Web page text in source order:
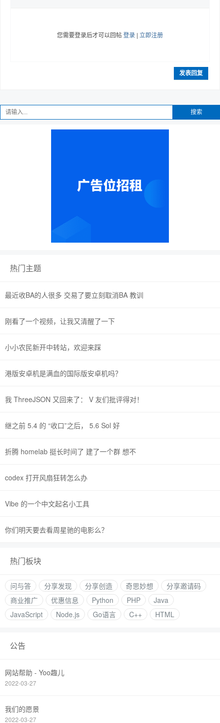
您需要登录后才可以回帖登录 | 立即注册
发表回复
搜索
热门主题
最近收BA的人很多 交易了要立刻取消BA 教训
刚看了一个视频，让我又清醒了一下
小小农民新开中转站，欢迎来踩
港版安卓机是满血的国际版安卓机吗？
我 ThreeJSON 又回来了： V 友们批评得对！
继之前 5.4 的 “收口”之后， 5.6 Sol 好
折腾 homelab 挺长时间了 建了一个群 想不
codex 打开风扇狂转怎么办
Vibe 的一个中文起名小工具
你们明天要去看周星驰的电影么？
热门板块
问与答 分享发现 分享创造 奇思妙想
分享邀请码
商业推广
优惠信息 Python PHP
Java
JavaScript
Node.js Go语言 C++ HTML
公告
网站帮助 - Yoo趣儿
2022-03-27
我们的愿景
2022-03-27